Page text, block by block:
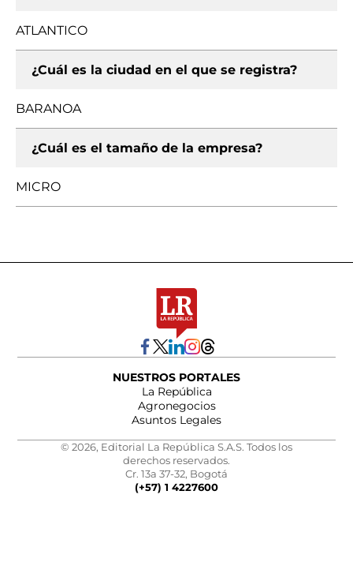
ATLANTICO
¿Cuál es la ciudad en el que se registra?
BARANOA
¿Cuál es el tamaño de la empresa?
MICRO
NUESTROS PORTALES
La República
Agronegocios
Asuntos Legales
© 2026, Editorial La República S.A.S. Todos los
derechos reservados.
Cr. 13a 37-32, Bogotá
(+57) 1 4227600